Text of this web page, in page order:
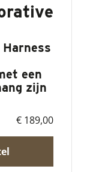
een
zijn
€ 189,00